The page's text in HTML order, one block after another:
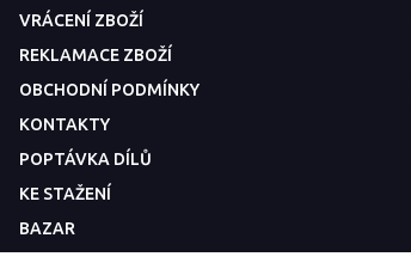
VRÁCENÍ ZBOŽÍ
REKLAMACE ZBOŽÍ
OBCHODNÍ PODMÍNKY
KONTAKTY
POPTÁVKA DÍLŮ
KE STAŽENÍ
BAZAR